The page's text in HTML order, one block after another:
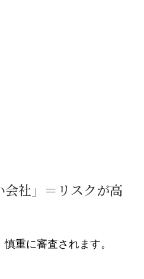
社」＝リスクが高
重に審査されます。